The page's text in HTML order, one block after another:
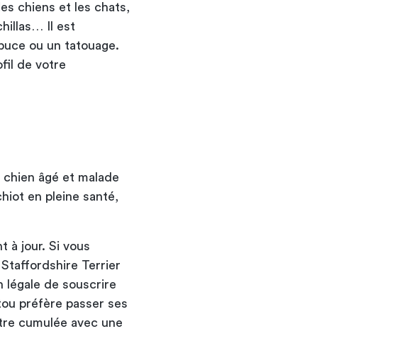
chiens et les chats,
Il est
ou un tatouage.
de votre
âgé et malade
en pleine santé,
à jour. Si vous
Staffordshire Terrier
légale de souscrire
préfère passer ses
cumulée avec une